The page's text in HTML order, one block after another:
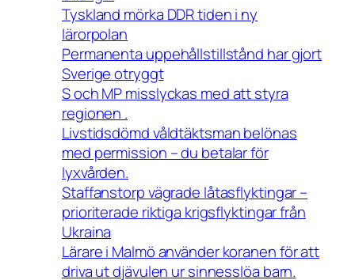
Tyskland mörka DDR tiden i ny
lärorpolan
Permanenta uppehållstillstånd har gjort
Sverige otryggt
S och MP misslyckas med att styra
regionen .
Livstidsdömd våldtäktsman belönas
med permission – du betalar för
lyxvården.
Staffanstorp vägrade låtasflyktingar –
prioriterade riktiga krigsflyktingar från
Ukraina
Lärare i Malmö använder koranen för att
driva ut djävulen ur sinnesslöa barn.